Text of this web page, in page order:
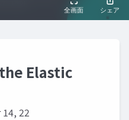
Elastic
22